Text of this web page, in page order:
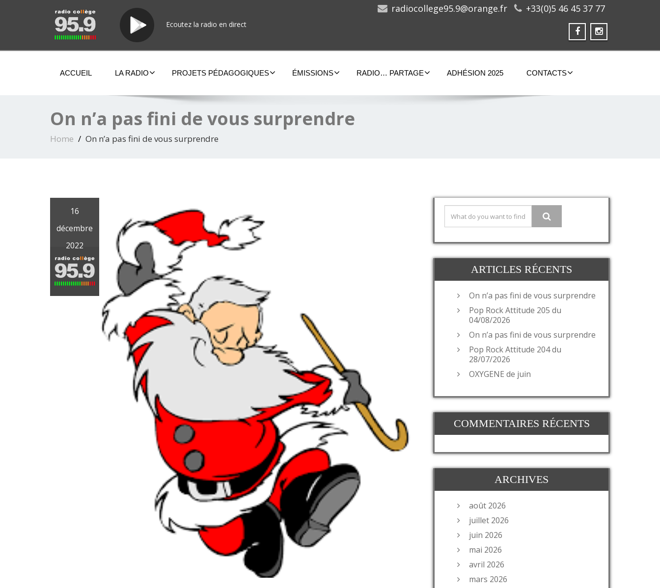
Ecoutez la radio en direct
radiocollege95.9@orange.fr +33(0)5 46 45 37 77
ACCUEIL LA RADIO PROJETS PÉDAGOGIQUES ÉMISSIONS RADIO… PARTAGE ADHÉSION 2025 CONTACTS
On n’a pas fini de vous surprendre
Home On n’a pas fini de vous surprendre
16
décembre
2022
ARTICLES RÉCENTS
On n’a pas fini de vous surprendre
Pop Rock Attitude 205 du
04/08/2026
On n’a pas fini de vous surprendre
Pop Rock Attitude 204 du
28/07/2026
OXYGENE de juin
COMMENTAIRES RÉCENTS
ARCHIVES
août 2026
juillet 2026
juin 2026
mai 2026
avril 2026
mars 2026